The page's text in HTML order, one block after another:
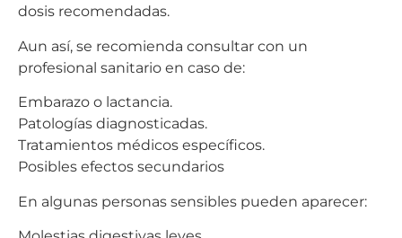
dosis recomendadas.
Aun así, se recomienda consultar con un
profesional sanitario en caso de:
Embarazo o lactancia.
Patologías diagnosticadas.
Tratamientos médicos específicos.
Posibles efectos secundarios
En algunas personas sensibles pueden aparecer: